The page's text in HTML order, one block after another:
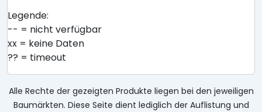
Legende:
-- = nicht verfügbar
xx = keine Daten
?? = timeout
Alle Rechte der gezeigten Produkte liegen bei den jeweiligen
Baumärkten. Diese Seite dient lediglich der Auflistung und